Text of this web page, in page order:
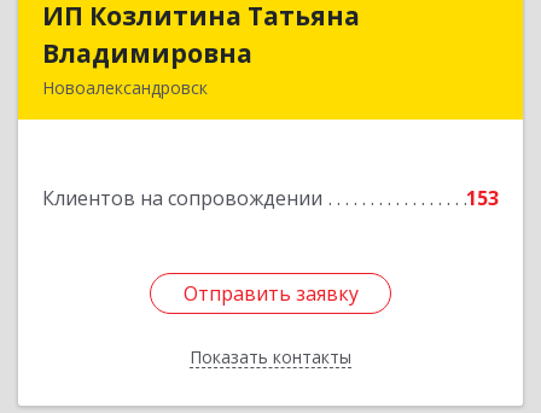
ИП Козлитина Татьяна
Владимировна
Новоалександровск
Клиентов на сопровождении 153
Отправить заявку
Показать контакты
ИП Козлитина Татьяна
Подробнее
Отправить заявку
Назад